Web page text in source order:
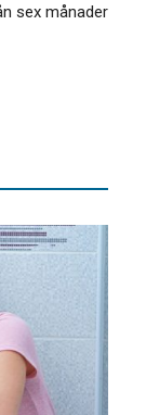
sex månader